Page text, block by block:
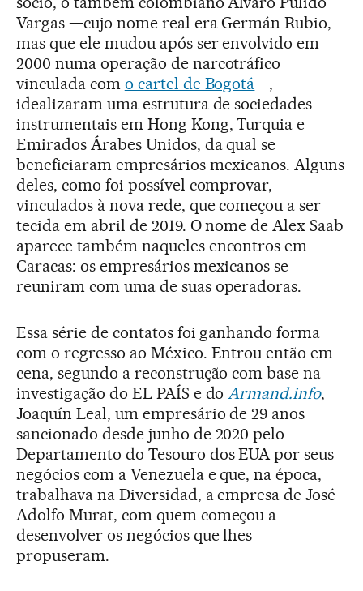
Vargas —cujo nome real era Germán Rubio,
mas que ele mudou após ser envolvido em
2000 numa operação de narcotráfico
vinculada com o cartel de Bogotá—,
idealizaram uma estrutura de sociedades
instrumentais em Hong Kong, Turquia e
Emirados Árabes Unidos, da qual se
beneficiaram empresários mexicanos. Alguns
deles, como foi possível comprovar,
vinculados à nova rede, que começou a ser
tecida em abril de 2019. O nome de Alex Saab
aparece também naqueles encontros em
Caracas: os empresários mexicanos se
reuniram com uma de suas operadoras.
Essa série de contatos foi ganhando forma
com o regresso ao México. Entrou então em
cena, segundo a reconstrução com base na
investigação do EL PAÍS e doArmand.info,
Joaquín Leal, um empresário de 29 anos
sancionado desde junho de 2020 pelo
Departamento do Tesouro dos EUA por seus
negócios com a Venezuela e que, na época,
trabalhava na Diversidad, a empresa de José
Adolfo Murat, com quem começou a
desenvolver os negócios que lhes
propuseram.